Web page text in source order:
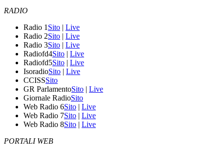
RADIO
Radio 1 Sito | Live
Radio 2Sito | Live
Radio 3Sito | Live
Radiofd4Sito | Live
Radiofd5Sito | Live
IsoradioSito | Live
CCISSSito
GR ParlamentoSito | Live
Giornale RadioSito
Web Radio 6Sito | Live
Web Radio 7Sito | Live
Web Radio 8Sito | Live
PORTALI WEB